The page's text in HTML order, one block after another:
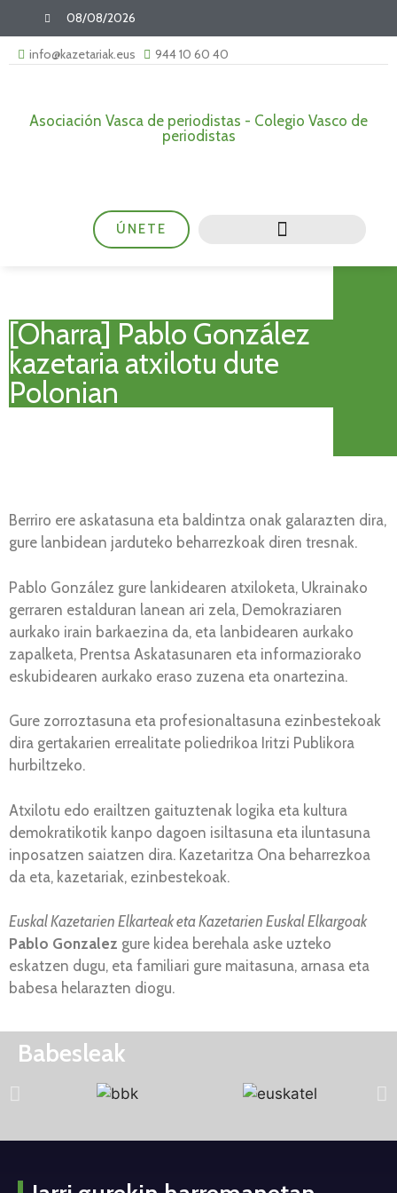
08/08/2026
info@kazetariak.eus 944 10 60 40
Asociación Vasca de periodistas - Colegio Vasco de
periodistas
ÚNETE
[Oharra] Pablo González
kazetaria atxilotu dute
Polonian
Berriro ere askatasuna eta baldintza onak galarazten dira,
gure lanbidean jarduteko beharrezkoak diren tresnak.
Pablo González gure lankidearen atxiloketa, Ukrainako
gerraren estalduran lanean ari zela, Demokraziaren
aurkako irain barkaezina da, eta lanbidearen aurkako
zapalketa, Prentsa Askatasunaren eta informaziorako
eskubidearen aurkako eraso zuzena eta onartezina.
Gure zorroztasuna eta profesionaltasuna ezinbestekoak
dira gertakarien errealitate poliedrikoa Iritzi Publikora
hurbiltzeko.
Atxilotu edo erailtzen gaituztenak logika eta kultura
demokratikotik kanpo dagoen isiltasuna eta iluntasuna
inposatzen saiatzen dira. Kazetaritza Ona beharrezkoa
da eta, kazetariak, ezinbestekoak.
Euskal Kazetarien Elkarteak eta Kazetarien Euskal Elkargoak
Pablo Gonzalez gure kidea berehala aske uzteko
eskatzen dugu, eta familiari gure maitasuna, arnasa eta
babesa helarazten diogu.
Babesleak